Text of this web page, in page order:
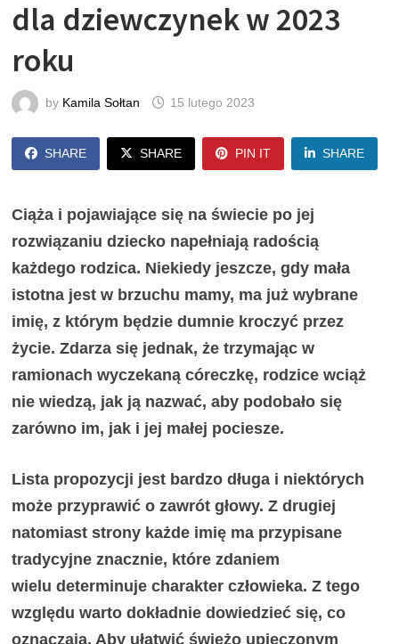
dla dziewczynek w 2023
roku
by Kamila Sołtan 15 lutego 2023
SHARE SHARE PIN IT SHARE
Ciąża i pojawiające się na świecie po jej
rozwiązaniu dziecko napełniają radością
każdego rodzica. Niekiedy jeszcze, gdy mała
istotna jest w brzuchu mamy, ma już wybrane
imię, z którym będzie dumnie kroczyć przez
życie. Zdarza się jednak, że trzymając w
ramionach wyczekaną córeczkę, rodzice wciąż
nie wiedzą, jak ją nazwać, aby podobało się
zarówno im, jak i jej małej pociesze.
Lista propozycji jest bardzo długa i niektórych
może przyprawić o zawrót głowy. Z drugiej
natomiast strony każde imię ma przypisane
tradycyjne znacznie, które zdaniem
wielu determinuje charakter człowieka. Z tego
względu warto dokładnie dowiedzieć się, co
oznaczają. Aby ułatwić świeżo upieczonym